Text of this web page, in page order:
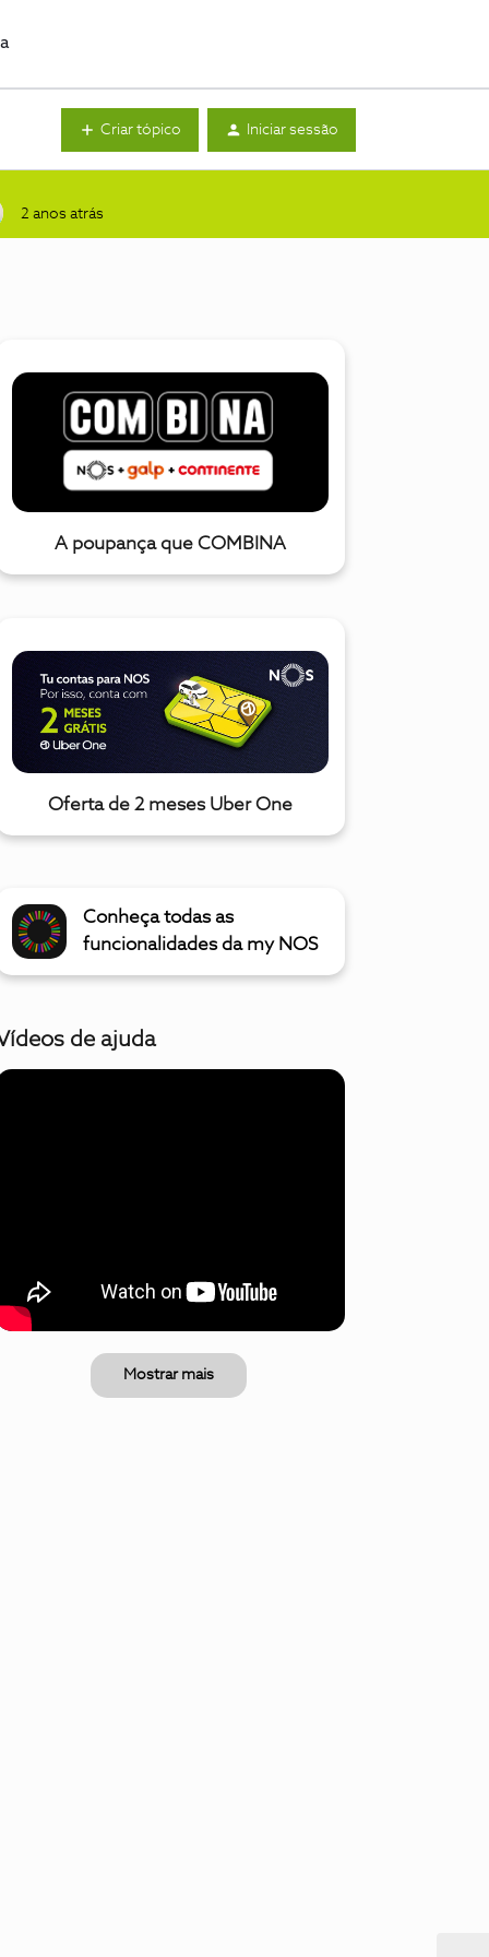
Criar tópico Iniciar sessão
2 anos atrás
A poupança que COMBINA
Oferta de 2 meses Uber One
Conheça todas as
funcionalidades da my NOS
de ajuda
Mostrar mais